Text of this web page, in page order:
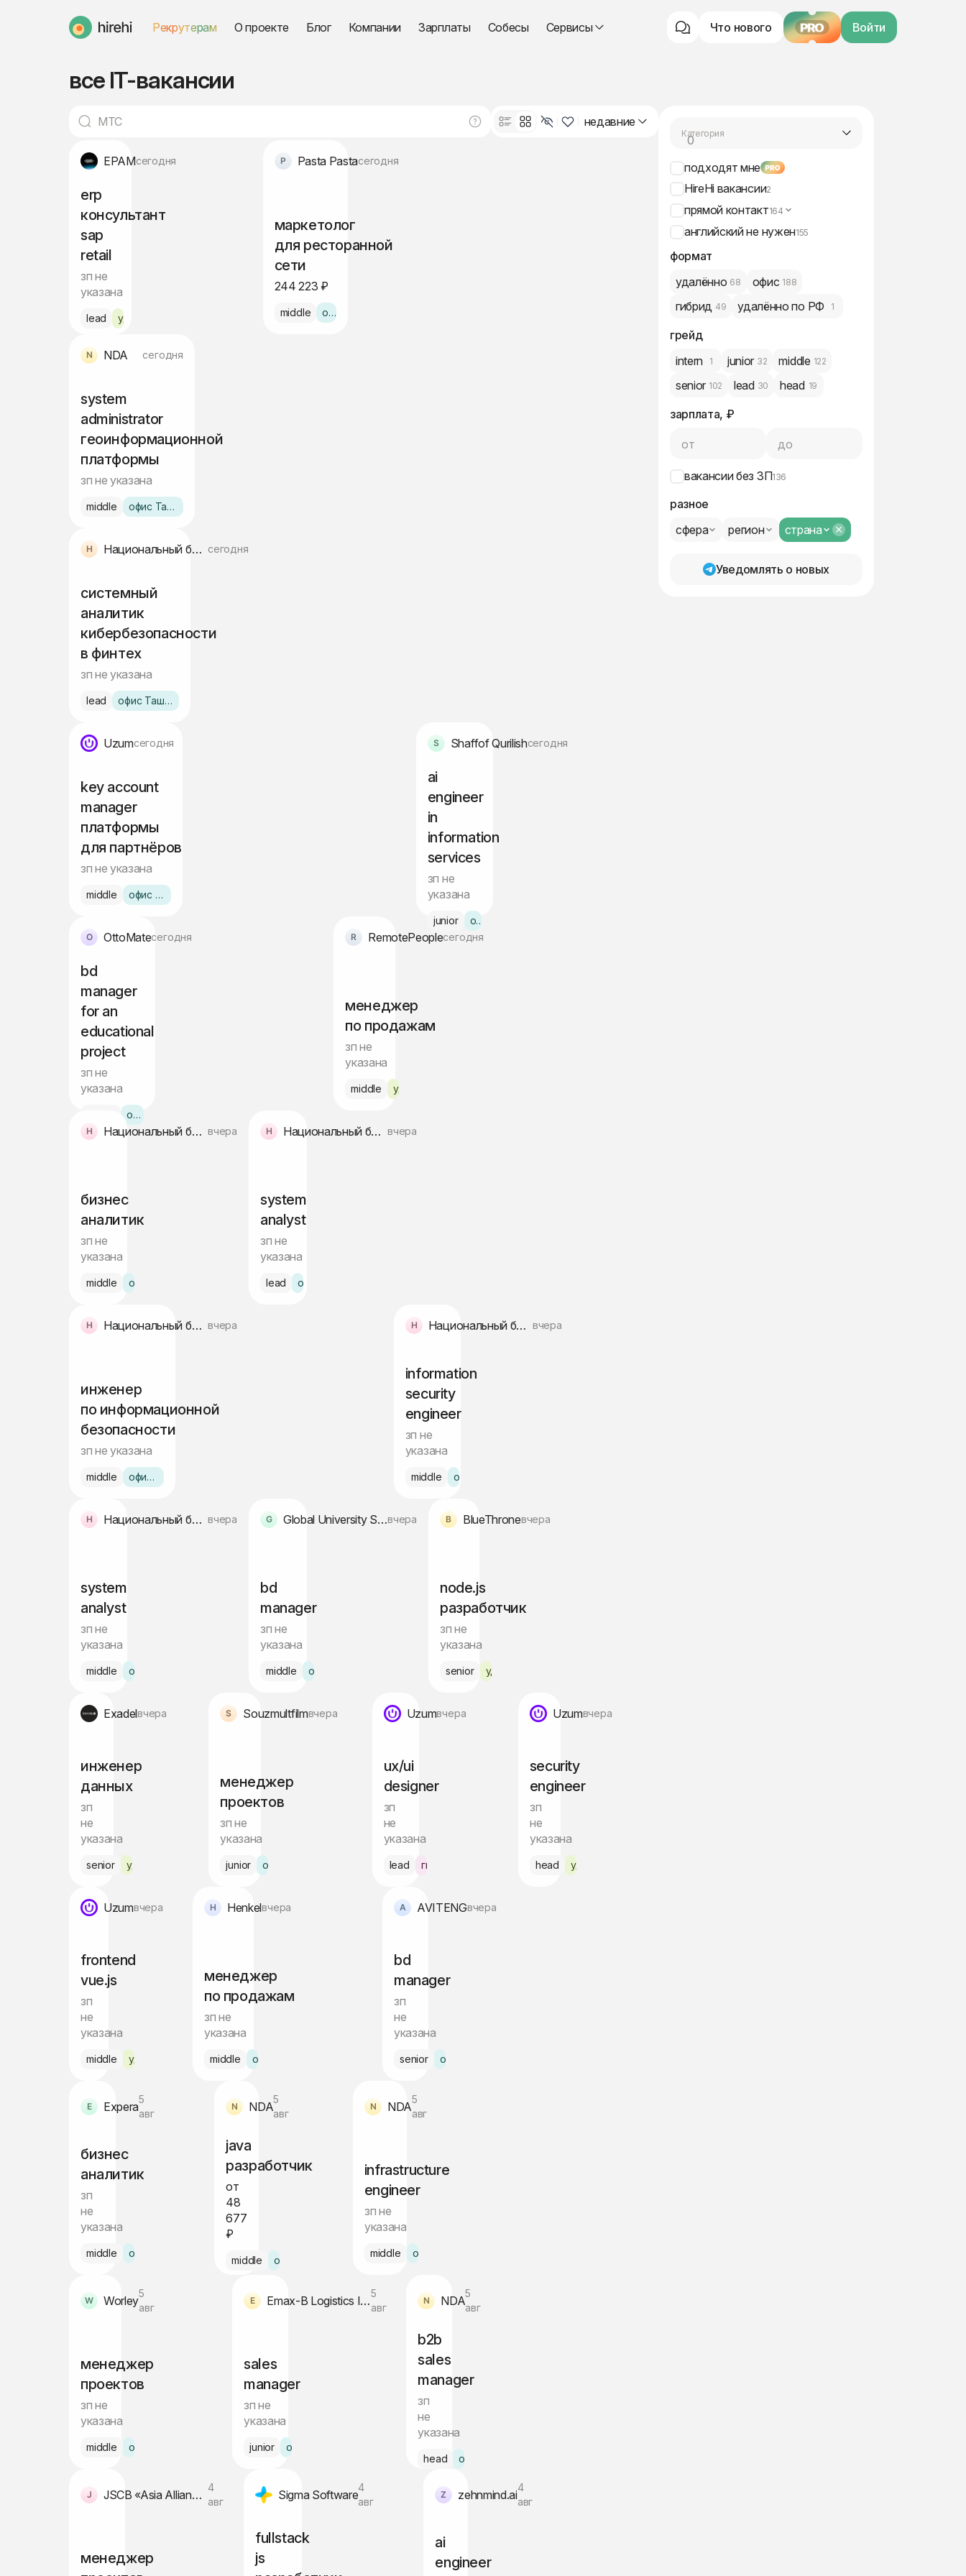
HireHi Рекрутерам О проекте Блог Компании Зарплаты Собесы Сервисы Что нового PRO Войти
все IT-вакансии
недавние
EPAMсегодня
erp
консультант
sap
retail
зп не
указана
lead удалённо
Pasta Pastaсегодня
маркетолог
для ресторанной
сети
244 223 ₽
middle офис Ташкент
NDA сегодня
system
administrator
геоинформационной
платформы
зп не указана
middle офис Ташкент
Национальный банк Узбекистана сегодня
системный
аналитик
кибербезопасности
в финтех
зп не указана
lead офис Ташкент
Uzumсегодня
key account
manager
платформы
для партнёров
зп не указана
middle офис Ташкент
Shaffof Qurilishсегодня
ai
engineer
in
information
services
зп не
указана
junior офис Ташкент
OttoMateсегодня
bd
manager
for an
educational
project
зп не
указана
офис Ташкент
RemotePeopleсегодня
менеджер
по продажам
зп не
указана
middle удалённо
Национальный банк внешнеэкономической деятельности Республики Узбекистана вчера
бизнес
аналитик
зп не
указана
middle офис Ташкент
Национальный банк внешнеэкономической деятельности Республики Узбекистана вчера
system
analyst
зп не
указана
lead офис Ташкент
Национальный банк внешнеэкономической деятельности Республики Узбекистана вчера
инженер
по информационной
безопасности
зп не указана
middle офис Ташкент
Национальный банк внешнеэкономической деятельности Республики Узбекистана вчера
information
security
engineer
зп не
указана
middle офис Ташкент
Национальный банк внешнеэкономической деятельности Республики Узбекистана вчера
system
analyst
зп не
указана
middle офис Ташкент
Global University Systemsвчера
bd
manager
зп не
указана
middle офис Ташкент
BlueThroneвчера
node.js
разработчик
зп не
указана
senior удалённо
Exadelвчера
инженер
данных
зп
не
указана
senior удалённо
Souzmultfilmвчера
менеджер
проектов
зп не
указана
junior офис Ташкент
Uzumвчера
ux/ui
designer
зп
не
указана
lead гибрид Ташкент
Uzumвчера
security
engineer
зп
не
указана
head удалённо
Uzumвчера
frontend
vue.js
зп
не
указана
middle удалённо
Henkelвчера
менеджер
по продажам
зп не
указана
middle офис Ташкент
AVITENGвчера
bd
manager
зп
не
указана
senior офис Ташкент
Expera
5
авг
бизнес
аналитик
зп
не
указана
middle офис Ташкент
NDA
5
авг
java
разработчик
от
48
677
₽
middle офис
NDA
5
авг
infrastructure
engineer
зп не
указана
middle офис Ташкент
Worley
5
авг
менеджер
проектов
зп не
указана
middle офис Ташкент
Emax-B Logistics INC
5
авг
sales
manager
зп не
указана
junior офис Ташкент
NDA
5
авг
b2b
sales
manager
зп
не
указана
head офис Ташкент
JSCB «Asia Alliance Bank»
4
авг
менеджер
Sigma Software
4
авг
fullstack
js
zehnmind.ai
4
авг
ai
engineer
Категория
все вакансии
0
подходят мне
HireHi вакансии2
прямой контакт164
английский не нужен155
формат
удалённо 68 офис 188
гибрид 49 удалённо по РФ 1
грейд
intern
1 junior 32 middle 122
senior 102 lead 30 head 19
зарплата, ₽
от до
вакансии без ЗП136
разное
сфера
регион страна
Уведомлять о новых